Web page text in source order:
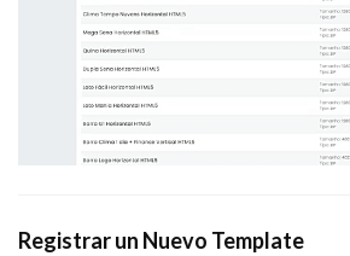
Registrar un Nuevo Template